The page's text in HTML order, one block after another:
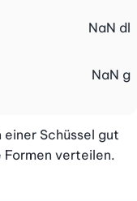
NaN dl
NaN g
Schüssel gut
Formen verteilen.